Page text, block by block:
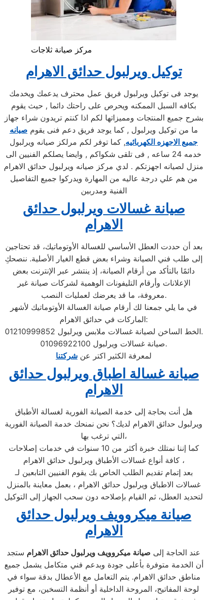
مركز صيانة ثلاجات
توكيل ويرلبول حدائق الاهرام
يوجد فى توكيل ويرلبول فريق عمل محترف يدعمك ويخدمك
بكافه السبل الممكنه ويحرص على راحتك دائما , حيث يقوم
بشرح جميع المنتجات ومميزاتها لكم اذا كنتم تريدون شراء جهاز
ما من توكيل ويرلبول , كما يوجد فريق دعم فنى يقوم صيانه
جميع الاجهزه الكهربائيه, كما توفر لكم مرلكز صيانه ويرلبول
خدمه 24 ساعه , فى تلقى شكواكم , وايضا يصلكم الفنيين الى
منزل لصيانه اجهزتكم . لدي مركز صيانه ويرلبول حدائق الاهرام
من هم علي درجة عاليه من المهارة ويدركوا جميع التفاصيل
الفنية ومدربين
صيانة غسالات ويرلبول حدائق
الاهرام
بعد أن حددت العطل الأساسي للغسالة الأوتوماتيك، قد تحتاجين
إلى طلب فني الصيانة وشراء بعض قطع الغيار الأصلية. ننصحكِ
دائمًا بالتأكد من أرقام الصيانة، إذ ينتشر عبر الإنترنت بعض
الإعلانات وأرقام التليفونات الوهمية لشركات صيانة غير
معروفة، ما قد يعرضك لعمليات النصب.
في ما يلي جمعنا لك أرقام صيانة الغسالة الأوتوماتيك لأشهر
الماركات في حدائق الاهرام:
الخط الساخن لصيانة غسالات ملابس ويرلبول 01210999852.
صيانة غسالات ويرلبول 01096922100.
لمعرفة الكثير اكتر عن شركتنا
صيانة غسالة اطباق ويرلبول حدائق
الاهرام
هل أنت بحاجة إلى خدمة الصيانة الفورية لغسالة الأطباق
ويرلبول حدائق الاهرام لديك؟ نحن نمنحك خدمة الصيانة الفورية
التي ترغب بها،
كما إننا نمتلك خبرة أكثر من 10 سنوات في خدمات إصلاحات
كافة أنواع غسالات الأطباق ويرلبول حدائق الاهرام ،
بعد إتمام تقديم الطلب الخاص بك يقوم الفنيين التابعين لـ
غسالات الاطباق ويرلبول حدائق الاهرام ، بعمل معاينة بالمنزل
لتحديد العطل، ثم القيام بإصلاحه دون سحب الجهاز إلى التوكيل
صيانة ميكروويف ويرلبول حدائق
الاهرام
عند الحاجة إلى صيانة ميكروويف ويرلبول حدائق الاهرام ستجد
أن الخدمة متوفرة بأعلى جودة وبدعم فني متكامل يشمل جميع
مناطق حدائق الاهرام. يتم التعامل مع الأعطال بدقة سواء في
لوحة المفاتيح، المروحة الداخلية أو أنظمة التسخين، مع توفير